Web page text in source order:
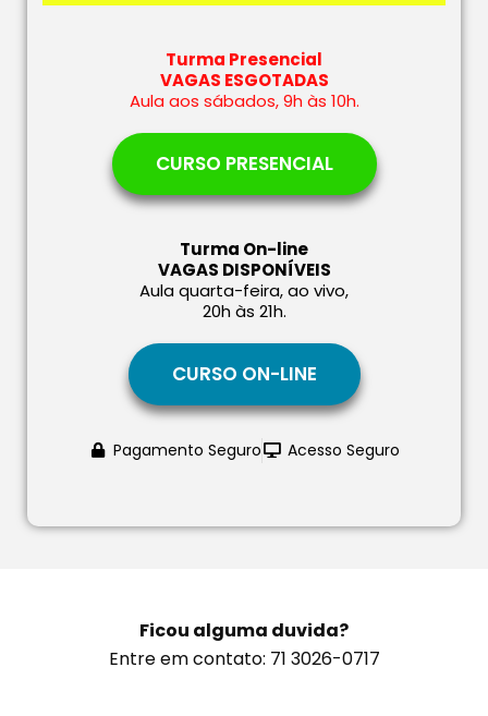
Turma Presencial
VAGAS ESGOTADAS
Aula aos sábados, 9h às 10h.
CURSO PRESENCIAL
Turma On-line
VAGAS DISPONÍVEIS
Aula quarta-feira, ao vivo,
20h às 21h.
CURSO ON-LINE
Pagamento Seguro Acesso Seguro
Ficou alguma duvida?
Entre em contato: 71 3026-0717